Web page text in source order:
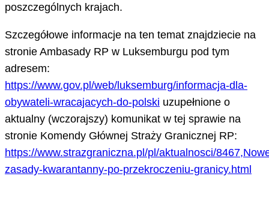
poszczególnych krajach.
Szczegółowe informacje na ten temat znajdziecie na
stronie Ambasady RP w Luksemburgu pod tym
adresem:
https://www.gov.pl/web/luksemburg/informacja-dla-
obywateli-wracajacych-do-polski uzupełnione o
aktualny (wczorajszy) komunikat w tej sprawie na
stronie Komendy Głównej Straży Granicznej RP:
https://www.strazgraniczna.pl/pl/aktualnosci/
zasady-kwarantanny-po-przekroczeniu-granicy.html